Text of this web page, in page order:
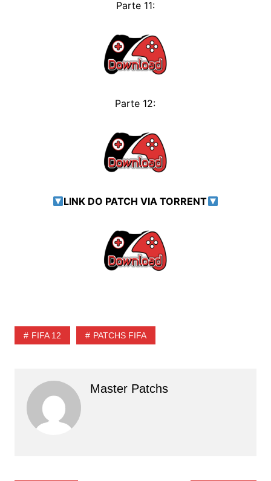
Parte 11:
Parte 12:
LINK DO PATCH VIA TORRENT
FIFA 12 PATCHS FIFA
Master Patchs